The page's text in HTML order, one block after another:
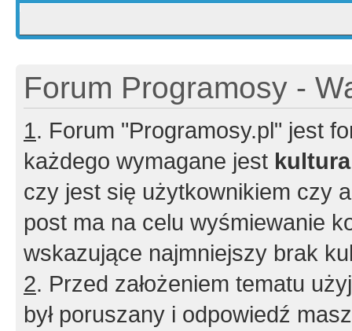
Forum Programosy -
1. Forum "Programosy.pl" jest
każdego wymagane jest
czy jest się użytkownikiem czy
post ma na celu wyśmiewanie
wskazujące najmniejszy brak
2. Przed założeniem tematu
był poruszany i odpowiedź